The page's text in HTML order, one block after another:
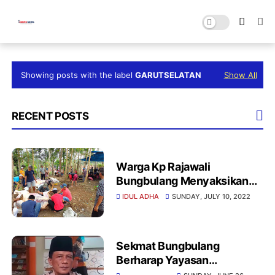
Showing posts with the labelGARUTSELATAN Show All
RECENT POSTS
Warga Kp Rajawali
Bungbulang Menyaksikan
Pemotongan Hewan Kurban
IDUL ADHA SUNDAY, JULY 10, 2022
Sekmat Bungbulang
Berharap Yayasan